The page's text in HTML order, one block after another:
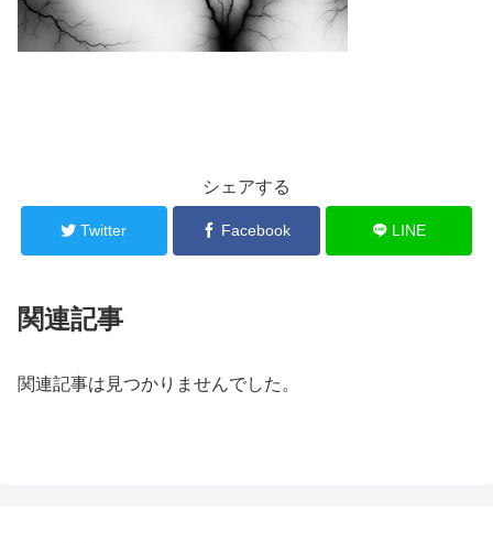
シェアする
Twitter Facebook LINE
関連記事
関連記事は見つかりませんでした。